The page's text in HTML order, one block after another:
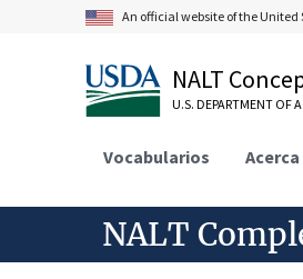
An official website of the United
NALT
U.S. DEPARTMENT OF
Vocabularios Acerca
NALT
Pucciniomycotina
Classiculomycetes
Mixiomycetes
Pachnocybales
Platygloeales
Pucciniales